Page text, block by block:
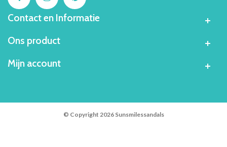
Contact en Informatie
Ons product
Mijn account
© Copyright 2026 Sunsmilessandals